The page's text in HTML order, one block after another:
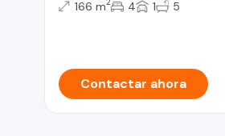
166 m 4 1 5
Contactar ahora